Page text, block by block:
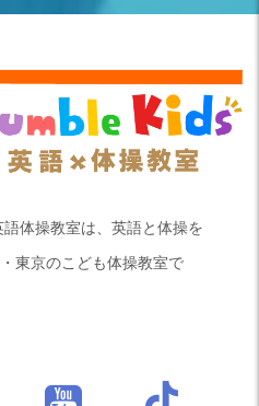
体操教室は、英語と体操を
東京のこども体操教室で